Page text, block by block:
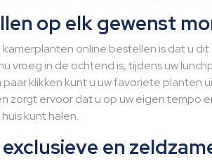
op elk gewenst
online bestellen is dat u
vroeg in de ochtend is, tijdens uw
klikken kunt u uw favoriete planten
zorgt ervoor dat u op uw eigen tempo
kunt halen.
en